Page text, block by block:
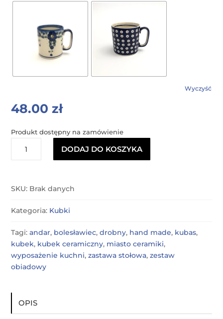
Wyczyść
48.00zł
Produkt dostępny na zamówienie
Kubek
DODAJ DO KOSZYKA
SKU: Brak danych
Kategoria: Kubki
Tagi:andar, bolesławiec,drobny, hand made, kubas,
kubek, kubek ceramiczny, miasto ceramiki,
wyposażenie kuchni,zastawa stołowa,zestaw
obiadowy
OPIS